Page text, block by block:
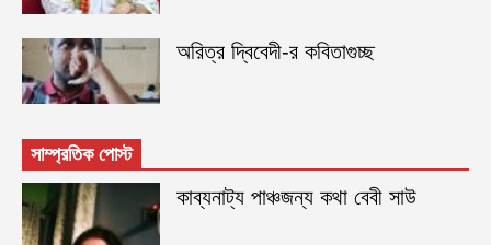
অরিত্র দ্বিবেদী-র কবিতাগুচ্ছ
সাম্প্রতিক পোস্ট
কাব্যনাট্য পাঞ্চজন্য কথা বেবী সাউ